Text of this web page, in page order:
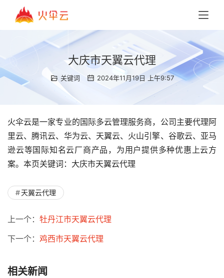
大庆市天翼云代理
关键词 2024年11月19日 上午9:57
火伞云是一家专业的国际多云管理服务商，公司主要代理阿
里云、腾讯云、华为云、天翼云、火山引擎、谷歌云、亚马
逊云等国际知名云厂商产品，为用户提供多种优惠上云方
案。本页关键词：大庆市天翼云代理
天翼云代理
上一个： 牡丹江市天翼云代理
下一个： 鸡西市天翼云代理
相关新闻